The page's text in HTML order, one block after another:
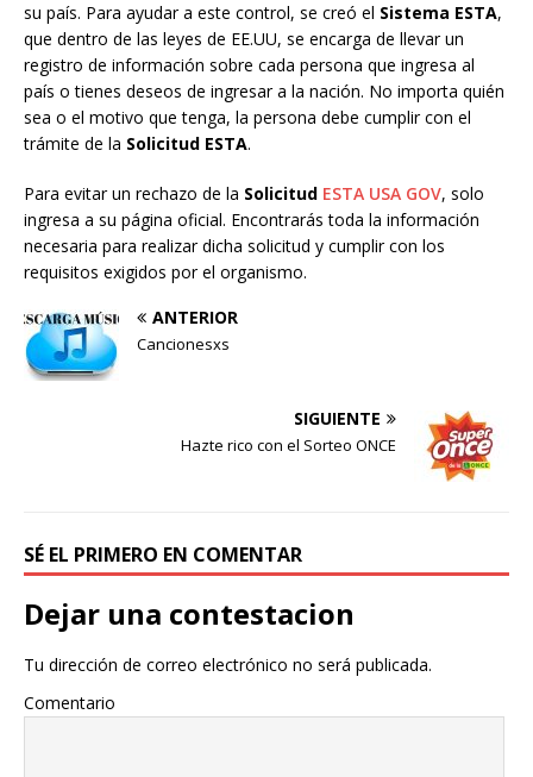
su país. Para ayudar a este control, se creó el Sistema ESTA,
que dentro de las leyes de EE.UU, se encarga de llevar un
registro de información sobre cada persona que ingresa al
país o tienes deseos de ingresar a la nación. No importa quién
sea o el motivo que tenga, la persona debe cumplir con el
trámite de la Solicitud ESTA.
Para evitar un rechazo de la Solicitud ESTA USA GOV, solo
ingresa a su página oficial. Encontrarás toda la información
necesaria para realizar dicha solicitud y cumplir con los
requisitos exigidos por el organismo.
ANTERIOR
Cancionesxs
SIGUIENTE
Hazte rico con el Sorteo ONCE
SÉ EL PRIMERO EN COMENTAR
Dejar una contestacion
Tu dirección de correo electrónico no será publicada.
Comentario